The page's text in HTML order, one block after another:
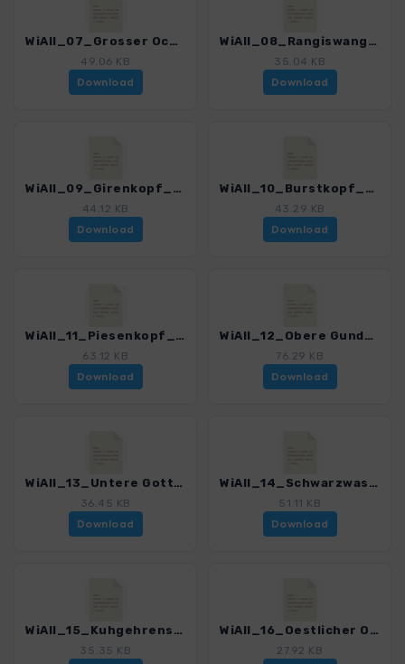
WiAll_07_Grosser Ochsenkopf_3029_5.gpx
49.06 KB
Download
WiAll_08_Rangiswanger Horn_3029_5.gpx
35.04 KB
Download
WiAll_09_Girenkopf_3029_5.gpx
44.12 KB
Download
WiAll_10_Burstkopf_3029_5.gpx
43.29 KB
Download
WiAll_11_Piesenkopf_3029_5.gpx
63.12 KB
Download
WiAll_12_Obere Gundalp_3029_5.gpx
76.29 KB
Download
WiAll_13_Untere Gottesackerwaende_3029_5.gpx
36.45 KB
Download
WiAll_14_Schwarzwasserhütte_3029_5.gpx
51.11 KB
Download
WiAll_15_Kuhgehrenspitze_3029_5.gpx
35.35 KB
WiAll_16_Oestlicher Ochsenhofer Kopf_3029_5.gpx
27.92 KB